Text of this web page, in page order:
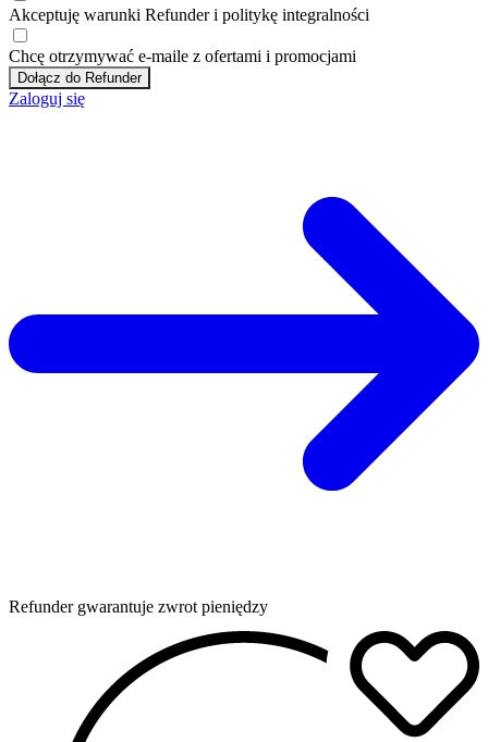
Akceptuję warunki Refunder i politykę integralności
Chcę otrzymywać e-maile z ofertami i promocjami
Dołącz do Refunder
Zaloguj się
Refunder gwarantuje zwrot pieniędzy